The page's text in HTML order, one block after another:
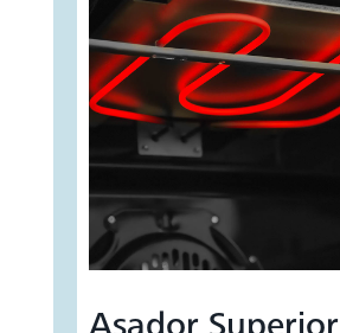
Asador Superior